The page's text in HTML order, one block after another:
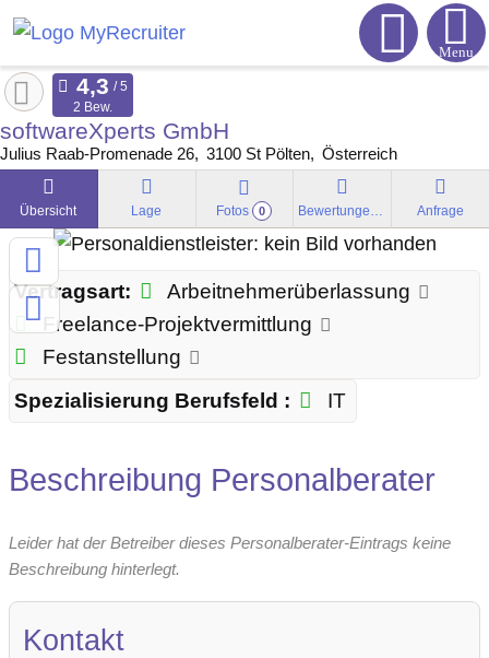
Menu
softwareXperts GmbH
Julius Raab-Promenade 26 3100 St Pölten Österreich
2 Bew.
Übersicht Lage Fotos 0 Bewertungen Anfrage
Vertragsart:
Arbeitnehmerüberlassung
Freelance-Projektvermittlung
Festanstellung
Spezialisierung Berufsfeld :
IT
Beschreibung Personalberater
Leider hat der Betreiber dieses Personalberater-Eintrags keine
Beschreibung hinterlegt.
Kontakt